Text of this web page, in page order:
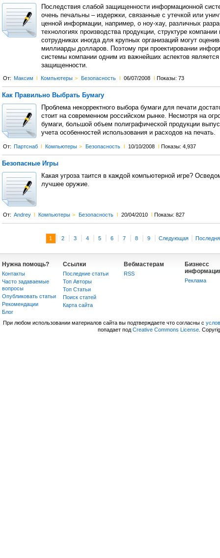
Последствия слабой защищенности информационной
очень печальны – издержки, связанные с утечкой или
ценной информации, например, о ноу-хау, различных
технологиях производства продукции, структуре компании
сотрудниках иногда для крупных организаций могут
миллиарды долларов. Поэтому при проектировании
системы компании одним из важнейших аспектов
защищенности.
От: Максим l Компьютеры > Безопасность l 06/07/2008 l Показы: 73
Как Правильно Выбрать Бумагу
Проблема некорректного выбора бумаги для печати
стоит на современном российском рынке. Несмотря на
бумаги, большой объем полиграфической продукции
учета особенностей использования и расходов на печать.
От: Партснаб l Компьютеры > Безопасность l 10/10/2008 l Показы: 4,937
Безопасные Игры
Какая угроза таится в каждой компьютерной игре?
лучшее оружие.
От: Andrey l Компьютеры > Безопасность l 20/04/2010 l Показы: 827
1 2 3 4 5 6 7 8 9 Следующая
Нужна помощь?
Контакты
Часто задаваемые
вопросы
Опубликовать статьи
Рекомендации
Блог
Ссылки
Последние статьи
Топ Авторы
Топ Статьи
Поиск статей
Карта сайта
Вебмастерам
RSS
Бизнесс
Реклама
При любом использовании материалов сайта вы подтверждаете что согласны с
попадает под Creative Commons License.